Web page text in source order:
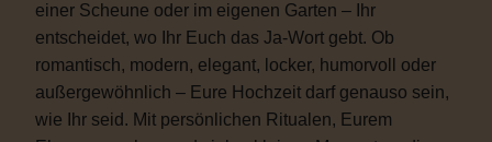
einer Scheune oder im eigenen Garten – Ihr
entscheidet, wo Ihr Euch das Ja-Wort gebt. Ob
romantisch, modern, elegant, locker, humorvoll oder
außergewöhnlich – Eure Hochzeit darf genauso sein,
wie Ihr seid. Mit persönlichen Ritualen, Eurem